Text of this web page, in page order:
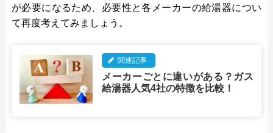
が必要になるため、必要性と各メーカーの給湯器につい
て再度考えてみましょう。
関連記事
メーカーごとに違いがある？ガス
給湯器人気4社の特徴を比較！